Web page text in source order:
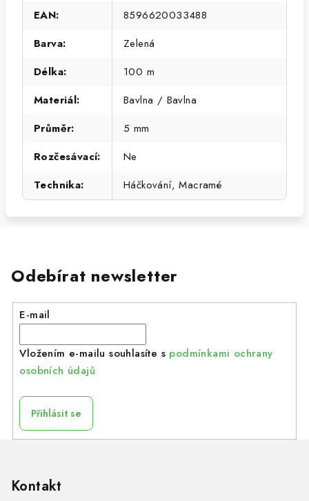
EAN:
8596620033488
Barva:
Zelená
Délka:
100 m
Materiál:
Bavlna / Bavlna
Průměr:
5 mm
Rozčesávací:
Ne
Technika: Háčkování, Macramé
Odebírat newsletter
E-mail
Vložením e-mailu souhlasíte s podmínkami ochrany
osobních údajů
Přihlásit se
Kontakt